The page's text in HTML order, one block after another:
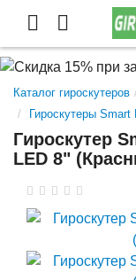
Каталог гироскутеров
Гироскутеры
Гироскутер
LED 8"